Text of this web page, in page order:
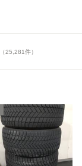
（25,281件）